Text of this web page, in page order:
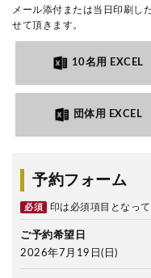
メール添付または当日印刷し
せて頂きます。
10名用 EXCEL
団体用 EXCEL
予約フォーム
必須 印は必須項目となって
ご予約希望日
2026年7月19日(日)